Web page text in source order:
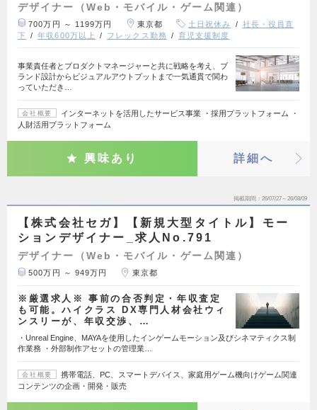
デザイナー（Web・モバイル・ゲーム関連）
700万円 ～ 1199万円 東京都 土日祝休み
社長・役員直
下
年収600万以上 フレックス勤務 育児支援制度
事業責任者とプロダクトマネージャーと共に戦略を考え、ブ
ランド設計からビジュアルアウトプットまで一気通貫で関わ
っていただき…
会社概要
インターネットを活用したサービス事業 ・採用プラットフォーム ・
人財活用プラットフォーム
興味あり 詳細へ
掲載期間 26/07/27～26/08/09
【株式会社セガ】【新規大型タイトル】モー
ションデザイナー_求人No.791
デザイナー（Web・モバイル・ゲーム関連）
500万円 ～ 949万円 東京都
※厳選求人※ 事前の合否判定・年収査定
も可能。ハイクラス DX専門人材会社ウィ
ンスリーが、年収交渉、…
・Unreal Engine、MAYAを使用したインゲームモーション及びシネマティクス制
作業務 ・外部制作アセットの管理業…
会社概要
携帯電話、PC、スマートデバイス、家庭用ゲーム機向けゲーム関連
コンテンツの企画・開発・販売